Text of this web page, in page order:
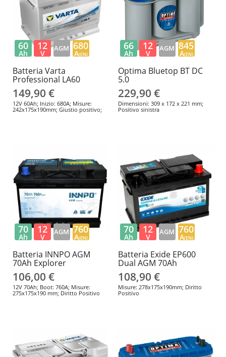
Batteria Varta
Professional LA60
149,90 €
12V 60Ah; Inizio: 680A; Misure:
242x175x190mm; Giustio positivo;
60
Ah
12
V
AGM 680
A(EN)
Optima Bluetop BT DC
5.0
229,90 €
Dimensioni: 309 x 172 x 221 mm;
Positivo sinistra
66
Ah
12
V
AGM 845
A(EN)
Batteria INNPO AGM
70Ah Explorer
106,00 €
12V 70Ah; Boot: 760A; Misure:
275x175x190 mm; Diritto Positivo
70
Ah
12
V
AGM 760
A(EN)
Batteria Exide EP600
Dual AGM 70Ah
108,90 €
Misure: 278x175x190mm; Diritto
Positivo
70
Ah
12
V
AGM 760
A(EN)